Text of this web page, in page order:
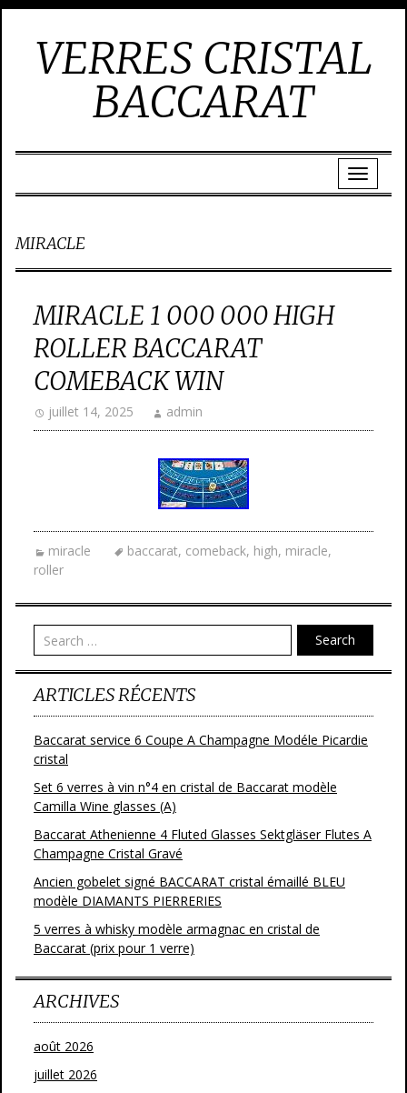
VERRES CRISTAL
BACCARAT
MIRACLE
MIRACLE 1 000 000 HIGH
ROLLER BACCARAT
COMEBACK WIN
juillet 14, 2025 admin
miracle baccarat, comeback, high, miracle,
roller
Search
ARTICLES RÉCENTS
Baccarat service 6 Coupe A Champagne Modéle Picardie
cristal
Set 6 verres à vin n°4 en cristal de Baccarat modèle
Camilla Wine glasses (A)
Baccarat Athenienne 4 Fluted Glasses Sektgläser Flutes A
Champagne Cristal Gravé
Ancien gobelet signé BACCARAT cristal émaillé BLEU
modèle DIAMANTS PIERRERIES
5 verres à whisky modèle armagnac en cristal de
Baccarat (prix pour 1 verre)
ARCHIVES
août 2026
juillet 2026